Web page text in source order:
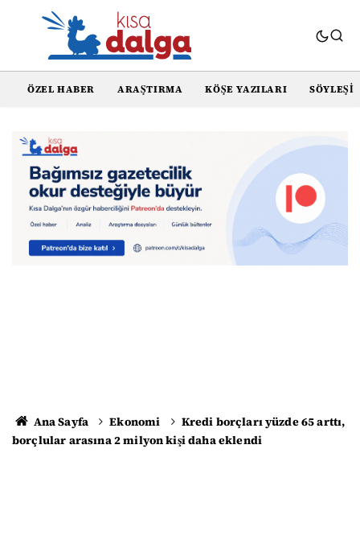
ÖZEL HABER ARAŞTIRMA KÖŞE YAZILARI SÖYLEŞI
Ana Sayfa Ekonomi
Kredi borçları yüzde 65 arttı,
borçlular arasına 2 milyon kişi daha eklendi